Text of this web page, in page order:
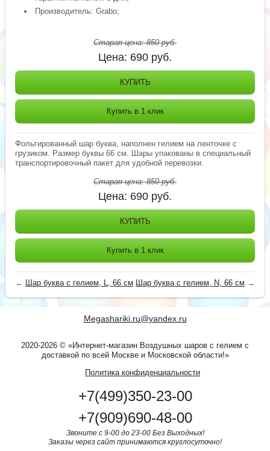
Производитель: Grabo;
Старая цена:850руб.
Цена: 690 руб.
КУПИТЬ
Купить в 1 клик
Фольгированный шар буква, наполнен гелием на ленточке с
грузиком. Размер буквы 66 см. Шары упакованы в специальный
транспортировочный пакет для удобной перевозки.
Старая цена:850руб.
Цена: 690 руб.
КУПИТЬ
Купить в 1 клик
← Шар буква с гелием, L, 66 см Шар буква с гелием, N, 66 см →
Megashariki.ru@yandex.ru
2020-2026 © «Интернет-магазин Воздушных шаров с гелием с
доставкой по всей Москве и Московской области!»
Политика конфиденциальности
+7(499)350-23-00
+7(909)690-48-00
Звоните с 9-00 до 23-00 Без Выходных!
Заказы через сайт принимаются круглосуточно!